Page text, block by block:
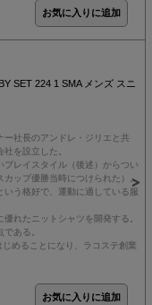
SET 224 1 SMA メンズ スニ
ー社長のアンドレ・ジリエと共
を設立した。
レイスタイル（後述）からつい
ップ優勝当時につけられた）。
いう格好で、運動に適している服
れたニットシャツを開発する。
ある。
めることになり、ラコステ創業